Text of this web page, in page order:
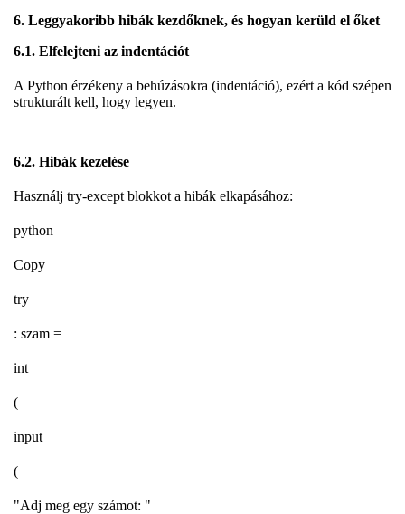
6. Leggyakoribb hibák kezdőknek, és hogyan kerüld el őket
6.1. Elfelejteni az indentációt
A Python érzékeny a behúzásokra (indentáció), ezért a kód szépen
strukturált kell, hogy legyen.
6.2. Hibák kezelése
Használj try-except blokkot a hibák elkapásához:
python
Copy
try
: szam =
int
(
input
(
"Adj meg egy számot: "